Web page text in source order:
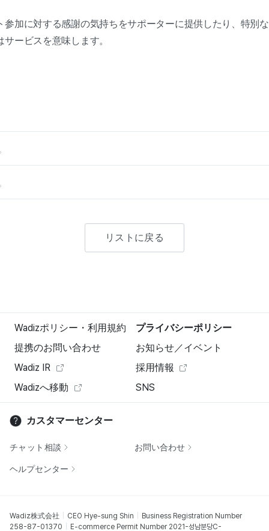
参加に対する感謝の気持ちをサポーターに提供したり、特別
ービスを意味します。
リストに戻る
Wadizポリシー・利用規約
プライバシーポリシー
提携のお問い合わせ
お知らせ／イベント
Wadiz IR
採用情報
Wadizへ移動
SNS
カスタマーセンター
チャット相談 お問い合わせ
ヘルプセンター
Wadiz株式会社 CEO Hye-sung Shin
Business Registration Number
258-87-01370
E-commerce Permit Number 2021-성남분당C-